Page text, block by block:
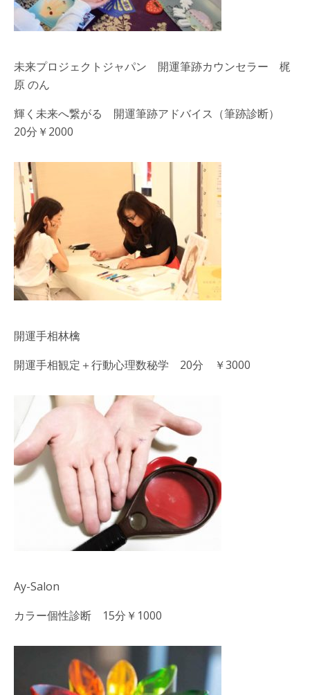
未来プロジェクトジャパン 開運筆跡カウンセラー 梶
原 のん
輝く未来へ繋がる 開運筆跡アドバイス（筆跡診断）
20分￥2000
開運手相林檎
開運手相観定＋行動心理数秘学 20分 ￥3000
Ay-Salon
カラー個性診断 15分￥1000